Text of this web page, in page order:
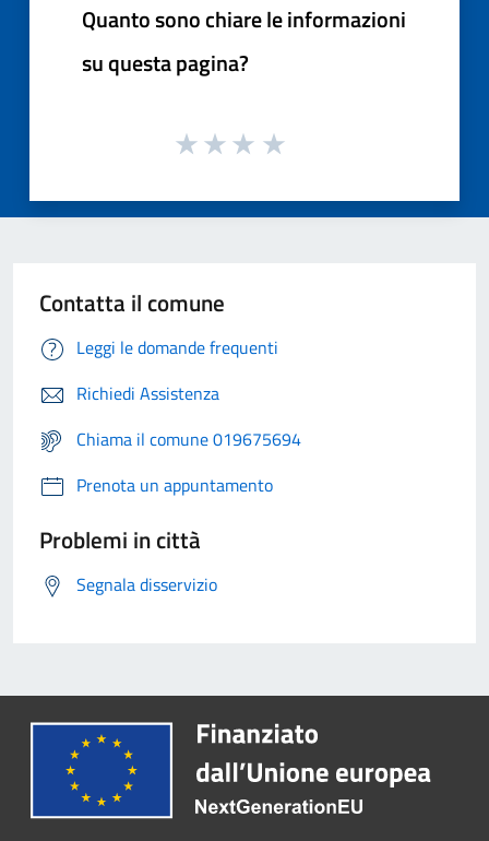
Quanto sono chiare le informazioni
su questa pagina?
Contatta il comune
Leggi le domande frequenti
Richiedi Assistenza
Chiama il comune 019675694
Prenota un appuntamento
Problemi in città
Segnala disservizio